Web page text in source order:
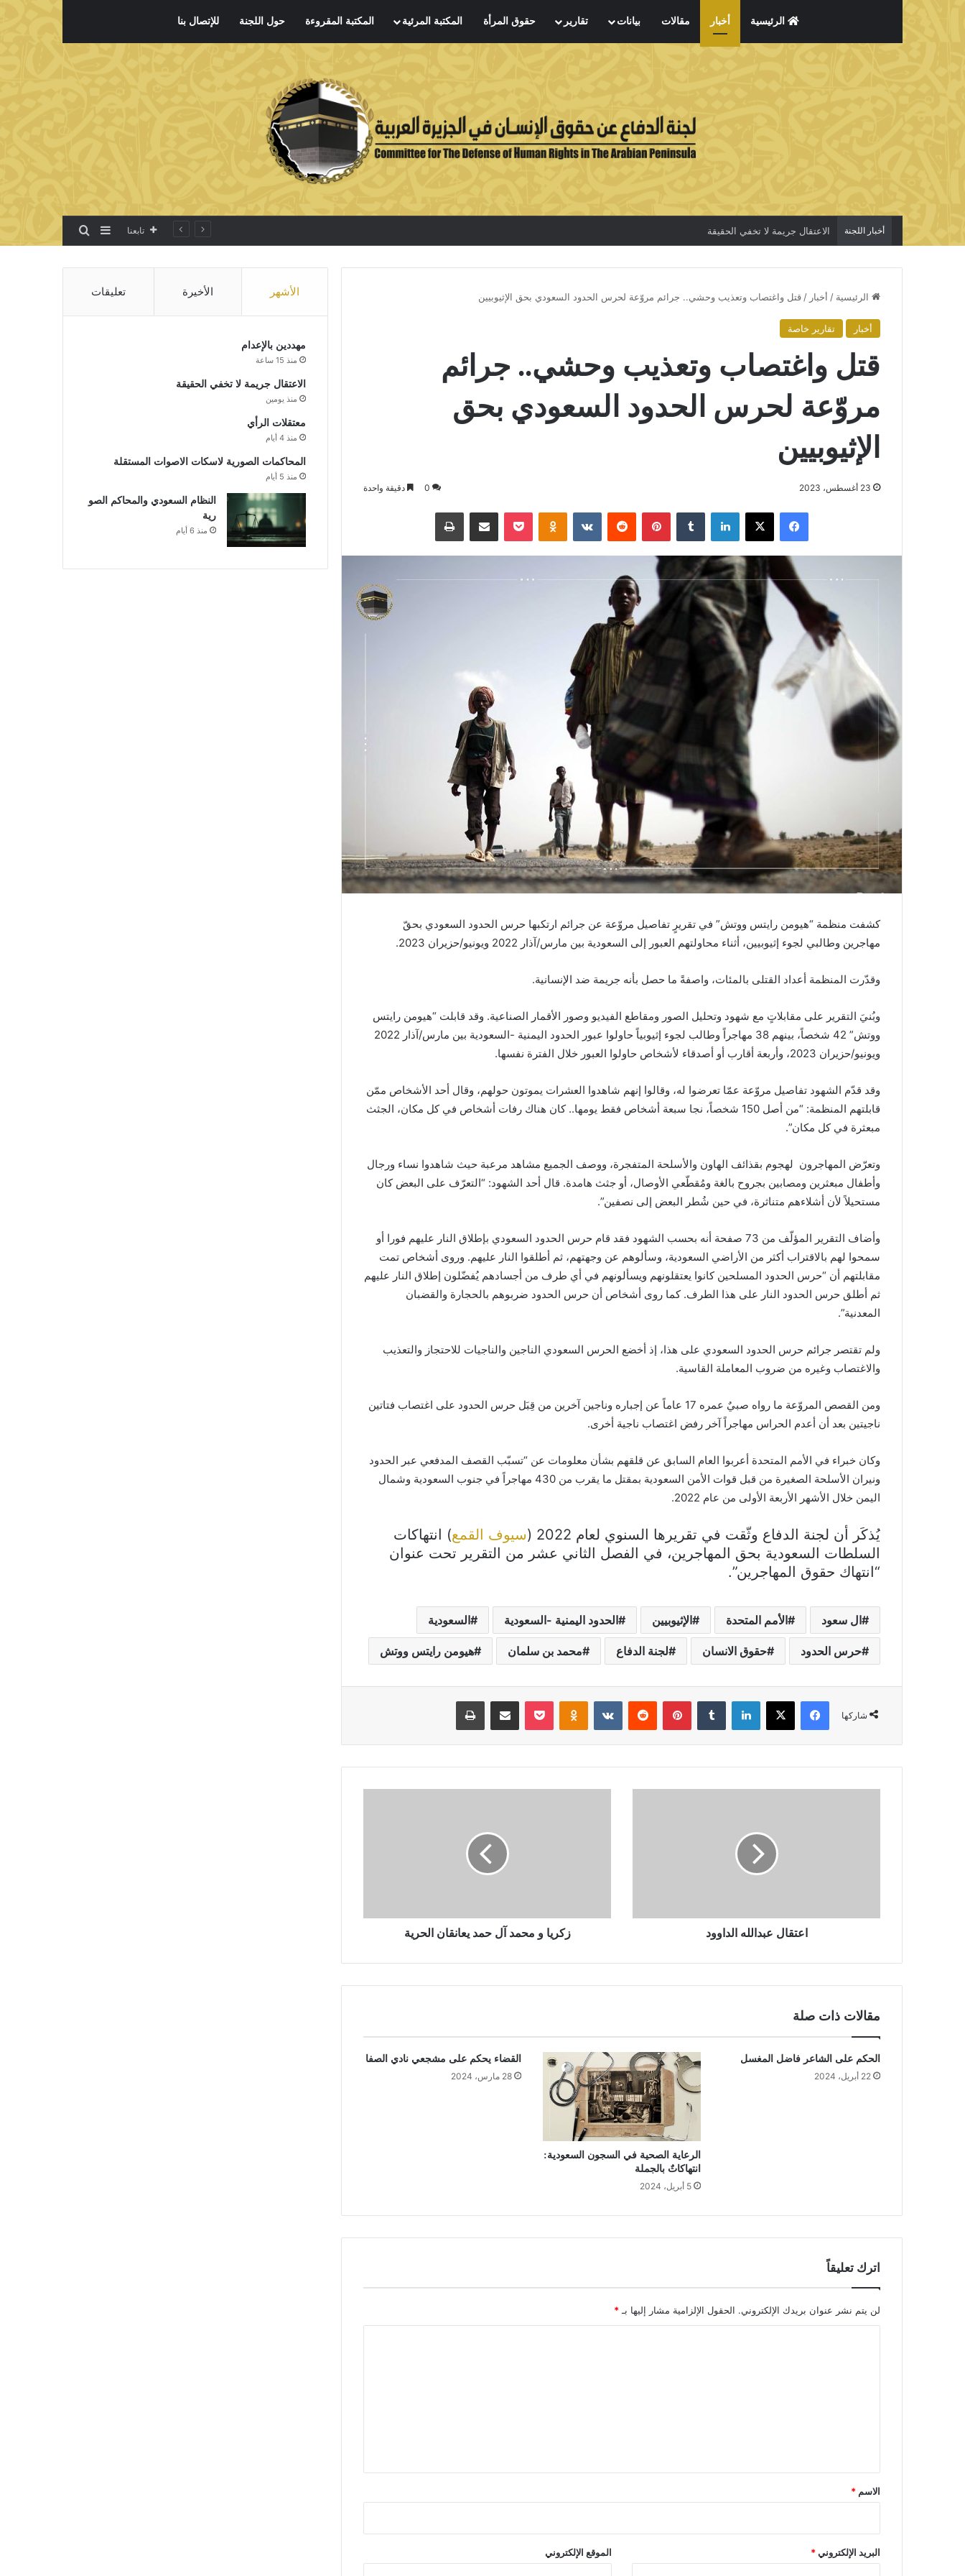
الرئيسية أخبار مقالات بيانات تقارير حقوق المرأة المكتبة المرئية المكتبة المقروءة حول اللجنة للإتصال بنا
أخبار اللجنة الاعتقال جريمة لا تخفي الحقيقة تابعنا إضافة عمود جانبي
بحث عن
الرئيسية / أخبار / قتل واغتصاب وتعذيب وحشي.. جرائم مروّعة لحرس الحدود السعودي بحق الإثيوبيين
أخبار تقارير خاصة
قتل واغتصاب وتعذيب وحشي.. جرائم
مروّعة لحرس الحدود السعودي بحق
الإثيوبيين
23 أغسطس، 2023 0 دقيقة واحدة
فيسبوك X لينكدإن بينتيريست Odnoklassniki
بوكيت مشاركة عبر البريد طباعة
كشفت منظمة “هيومن رايتس ووتش” في تقريرٍ تفاصيل مروّعة عن جرائم ارتكبها حرس الحدود السعودي بحقّ
مهاجرين وطالبي لجوء إثيوبيين، أثناء محاولتهم العبور إلى السعودية بين مارس/آذار 2022 ويونيو/حزيران 2023.
وقدّرت المنظمة أعداد القتلى بالمئات، واصفةً ما حصل بأنه جريمة ضد الإنسانية.
وبُنيَ التقرير على مقابلاتٍ مع شهود وتحليل الصور ومقاطع الفيديو وصور الأقمار الصناعية. وقد قابلت “هيومن رايتس
ووتش” 42 شخصاً، بينهم 38 مهاجراً وطالب لجوء إثيوبياً حاولوا عبور الحدود اليمنية -السعودية بين مارس/آذار 2022
ويونيو/حزيران 2023، وأربعة أقارب أو أصدقاء لأشخاص حاولوا العبور خلال الفترة نفسها.
وقد قدّم الشهود تفاصيل مروّعة عمّا تعرضوا له، وقالوا إنهم شاهدوا العشرات يموتون حولهم، وقال أحد الأشخاص ممّن
قابلتهم المنظمة: “من أصل 150 شخصاً، نجا سبعة أشخاص فقط يومها.. كان هناك رفات أشخاص في كل مكان، الجثث
مبعثرة في كل مكان”.
وتعرّض المهاجرون لهجوم بقذائف الهاون والأسلحة المتفجرة، ووصف الجميع مشاهد مرعبة حيث شاهدوا نساء ورجال
وأطفال مبعثرين ومصابين بجروح بالغة ومُقطّعي الأوصال، أو جثث هامدة. قال أحد الشهود: “التعرّف على البعض كان
مستحيلاً لأن أشلاءهم متناثرة، في حين شُطر البعض إلى نصفين”.
وأضاف التقرير المؤلّف من 73 صفحة أنه بحسب الشهود فقد قام حرس الحدود السعودي بإطلاق النار عليهم فورا أو
سمحوا لهم بالاقتراب أكثر من الأراضي السعودية، وسألوهم عن وجهتهم، ثم أطلقوا النار عليهم. وروى أشخاص تمت
مقابلتهم أن “حرس الحدود المسلحين كانوا يعتقلونهم ويسألونهم في أي طرف من أجسادهم يُفضّلون إطلاق النار عليهم
ثم أطلق حرس الحدود النار على هذا الطرف. كما روى أشخاص أن حرس الحدود ضربوهم بالحجارة والقضبان
المعدنية”.
ولم تقتصر جرائم حرس الحدود السعودي على هذا، إذ أخضع الحرس السعودي الناجين والناجيات للاحتجاز والتعذيب
والاغتصاب وغيره من ضروب المعاملة القاسية.
ومن القصص المروّعة ما رواه صبيٌ عمره 17 عاماً عن إجباره وناجين آخرين من قِبَل حرس الحدود على اغتصاب فتاتين
ناجيتين بعد أن أعدم الحراس مهاجراً آخر رفض اغتصاب ناجية أخرى.
وكان خبراء في الأمم المتحدة أعربوا العام السابق عن قلقهم بشأن معلومات عن “تسبّب القصف المدفعي عبر الحدود
ونيران الأسلحة الصغيرة من قبل قوات الأمن السعودية بمقتل ما يقرب من 430 مهاجراً في جنوب السعودية وشمال
اليمن خلال الأشهر الأربعة الأولى من عام 2022.
يُذكَر أن لجنة الدفاع وثّقت في تقريرها السنوي لعام 2022 ( سيوف القمع) انتهاكات
السلطات السعودية بحق المهاجرين، في الفصل الثاني عشر من التقرير تحت عنوان
“انتهاك حقوق المهاجرين”.
ال سعود الأمم المتحدة الإثيوبيين الحدود اليمنية -السعودية السعودية
حرس الحدود حقوق الانسان لجنة الدفاع محمد بن سلمان هيومن رايتس ووتش
شاركها
فيسبوك X لينكدإن بينتيريست Odnoklassniki
بوكيت مشاركة عبر البريد طباعة
اعتقال عبدالله الداوود زكريا و محمد آل حمد يعانقان الحرية
مقالات ذات صلة
الحكم على الشاعر فاضل المغسل
22 أبريل، 2024
الرعاية الصحية في السجون السعودية:
انتهاكاتٌ بالجملة
5 أبريل، 2024
القضاء يحكم على مشجعي نادي الصفا
28 مارس، 2024
اترك تعليقاً
لن يتم نشر عنوان بريدك الإلكتروني. الحقول الإلزامية مشار إليها بـ *
*
الاسم *
البريد الإلكتروني* الموقع الإلكتروني
الأشهر الأخيرة تعليقات
مهددين بالإعدام
منذ 15 ساعة
الاعتقال جريمة لا تخفي الحقيقة
منذ يومين
معتقلات الرأي
منذ 4 أيام
المحاكمات الصورية لاسكات الاصوات المستقلة
منذ 5 أيام
النظام السعودي والمحاكم الصو
رية
منذ 6 أيام